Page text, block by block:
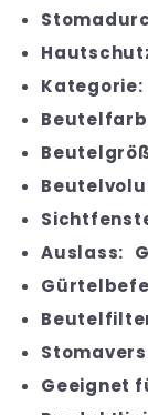
Kategorie:
Auslass:
Geeignet